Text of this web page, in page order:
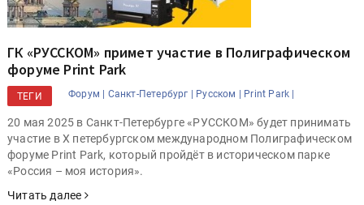
ГК «РУССКОМ» примет участие в Полиграфическом
форуме Print Park
ТЕГИ Форум | Санкт-Петербург | Русском | Print Park |
20 мая 2025 в Санкт-Петербурге «РУССКОМ» будет принимать
участие в X петербургском международном Полиграфическом
форуме Print Park, который пройдёт в историческом парке
«Россия – моя история».
Читать далее